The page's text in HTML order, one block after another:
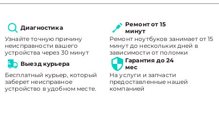
Диагностика
Узнайте точную причину
неисправности вашего
устройства через 30 минут
Ремонт от 15
минут
Ремонт ноутбуков занимает от 15
минут до нескольких дней в
зависимости от поломки
Выезд курьера
Бесплатный курьер, который
заберет неисправное
устройство в удобном месте.
Гарантия до 24
мес
На услуги и запчасти
предоставленные нашей
компанией